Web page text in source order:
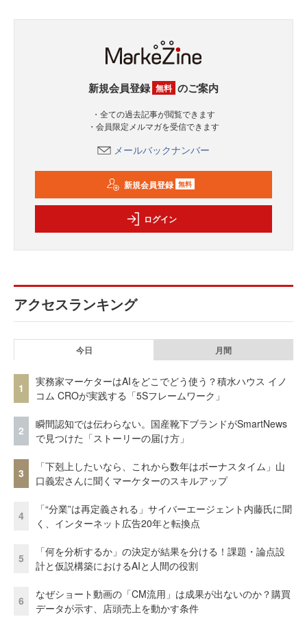
新規会員登録 無料 のご案内
・全ての過去記事が閲覧できます
・会員限定メルマガを受信できます
メールバックナンバー
新規会員登録 無料
ログイン
アクセスランキング
今日 月間
1
実務家マーケターはAIをどこでどう使う？積水ハウス イノ
コム CROが実践する「5Sフレームワーク」
2
瞬間認知では伝わらない。国産靴下ブランドがSmartNews
で見つけた「ストーリーの届け方」
3
「下剋上したいなら、これから数年はボーナスタイム」山
口義宏さんに聞くマーケターのスキルアップ
4
「“分業”は再定義される」サイバーエージェント内藤氏に聞
く、インターネット広告20年と転換点
5
「何を分析するか」の決定が結果を分ける！課題・論点設
計と仮説構築におけるAIと人間の役割
6
なぜショート動画の「CM流用」は成果が出ないのか？購買
データが示す、店頭売上を動かす条件